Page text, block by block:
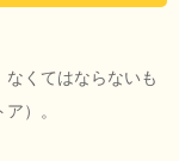
くてはならないも
）。